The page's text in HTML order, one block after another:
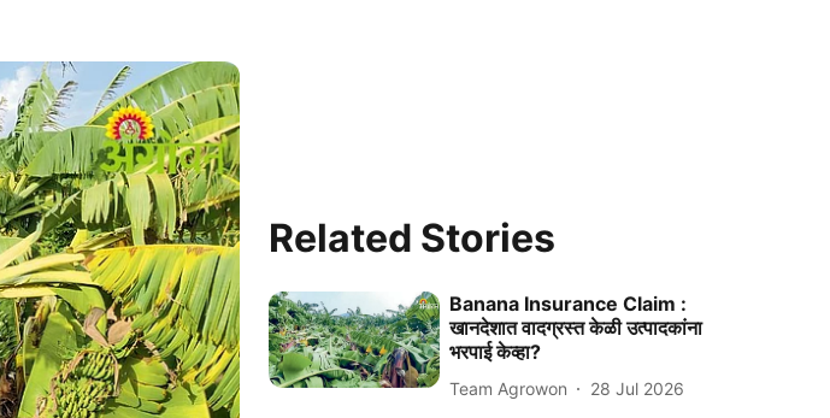
Related Stories
Banana Insurance Claim :
खानदेशात वादग्रस्त केळी उत्पादकांना
भरपाई केव्हा?
Team Agrowon 28 Jul 2026